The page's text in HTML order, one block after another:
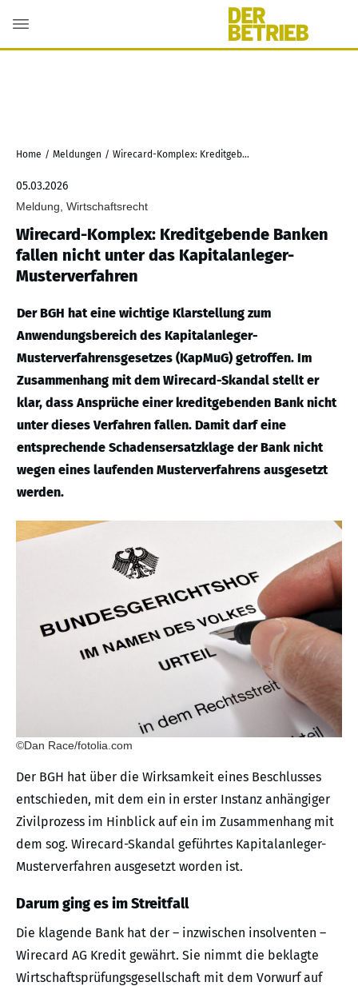
Home / Meldungen / Wirecard-Komplex: Kreditgebende Banken fallen nicht unter das Kapitalanleger-Musterverfahren
05.03.2026
Meldung, Wirtschaftsrecht
Wirecard-Komplex: Kreditgebende Banken
fallen nicht unter das Kapitalanleger-
Musterverfahren
Der BGH hat eine wichtige Klarstellung zum
Anwendungsbereich des Kapitalanleger-
Musterverfahrensgesetzes (KapMuG) getroffen. Im
Zusammenhang mit dem Wirecard-Skandal stellt er
klar, dass Ansprüche einer kreditgebenden Bank nicht
unter dieses Verfahren fallen. Damit darf eine
entsprechende Schadensersatzklage der Bank nicht
wegen eines laufenden Musterverfahrens ausgesetzt
werden.
©Dan Race/fotolia.com
Der BGH hat über die Wirksamkeit eines Beschlusses
entschieden, mit dem ein in erster Instanz anhängiger
Zivilprozess im Hinblick auf ein im Zusammenhang mit
dem sog. Wirecard-Skandal geführtes Kapitalanleger-
Musterverfahren ausgesetzt worden ist.
Darum ging es im Streitfall
Die klagende Bank hat der – inzwischen insolventen –
Wirecard AG Kredit gewährt. Sie nimmt die beklagte
Wirtschaftsprüfungsgesellschaft mit dem Vorwurf auf